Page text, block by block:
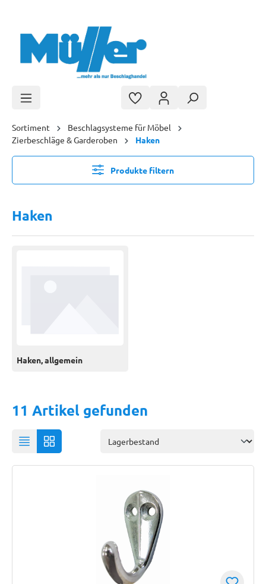
Sortiment
Beschlagsysteme für Möbel
Zierbeschläge & Garderoben
Haken
Produkte filtern
Haken
Haken, allgemein
11 Artikel gefunden